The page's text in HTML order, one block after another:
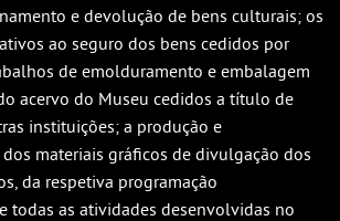
e devolução de bens culturais; os
ao seguro dos bens cedidos por
de emolduramento e embalagem
acervo do Museu cedidos a título de
instituições; a produção e
materiais gráficos de divulgação dos
da respetiva programação
todas as atividades desenvolvidas no